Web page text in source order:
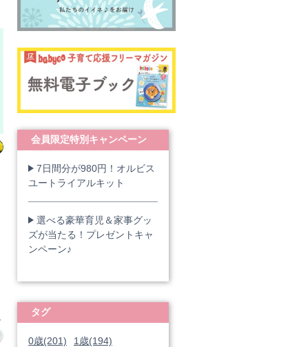
会員限定特別キャンペーン
7日間分が980円！オルビス
ユートライアルキット
選べる豪華育児＆家事グッ
ズが当たる！プレゼントキャ
ンペーン♪
タグ
0歳(201) 1歳(194)